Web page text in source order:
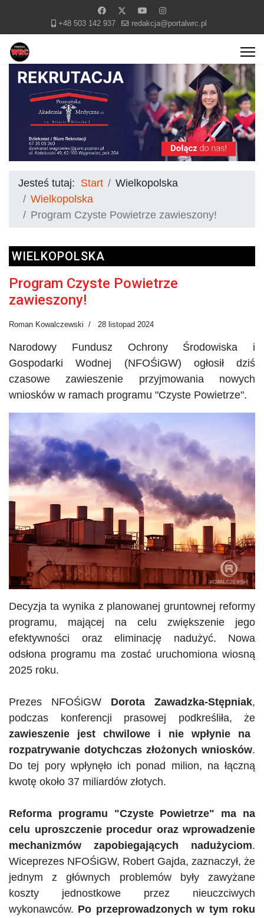
+48 503 142 937 redakcja@portalwrc.pl
Jesteś tutaj: Start
Wielkopolska
Wielkopolska
Program Czyste Powietrze zawieszony!
WIELKOPOLSKA
Program Czyste Powietrze
zawieszony!
Roman Kowalczewski 28 listopad 2024
Narodowy Fundusz Ochrony Środowiska i
Gospodarki Wodnej (NFOŚiGW) ogłosił dziś
czasowe zawieszenie przyjmowania nowych
wniosków w ramach programu "Czyste Powietrze".
Decyzja ta wynika z planowanej gruntownej reformy
programu, mającej na celu zwiększenie jego
efektywności oraz eliminację nadużyć. Nowa
odsłona programu ma zostać uruchomiona wiosną
2025 roku.
Prezes NFOŚiGW Dorota Zawadzka-Stępniak,
podczas konferencji prasowej podkreśliła, że
zawieszenie jest chwilowe i nie wpłynie na
rozpatrywanie dotychczas złożonych wniosków.
Do tej pory wpłynęło ich ponad milion, na łączną
kwotę około 37 miliardów złotych.
Reforma programu "Czyste Powietrze" ma na
celu uproszczenie procedur oraz wprowadzenie
mechanizmów zapobiegających nadużyciom.
Wiceprezes NFOŚiGW, Robert Gajda, zaznaczył, że
jednym z głównych problemów były zawyżane
koszty jednostkowe przez nieuczciwych
wykonawców. Po przeprowadzonych w tym roku